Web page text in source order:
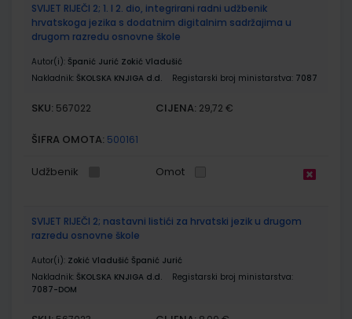
SVIJET RIJEČI 2; 1. I 2. dio, integrirani radni udžbenik
hrvatskoga jezika s dodatnim digitalnim sadržajima u
drugom razredu osnovne škole
Autor(i): Španić Jurić Zokić Vladušić
Nakladnik: ŠKOLSKA KNJIGA d.d. Registarski broj ministarstva: 7087
SKU: 567022 CIJENA: 29,72 €
ŠIFRA OMOTA: 500161
Udžbenik Omot
SVIJET RIJEČI 2; nastavni listići za hrvatski jezik u drugom
razredu osnovne škole
Autor(i): Zokić Vladušić Španić Jurić
Nakladnik: ŠKOLSKA KNJIGA d.d.
Registarski broj ministarstva:
7087-DOM